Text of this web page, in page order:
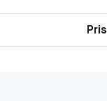
Pris